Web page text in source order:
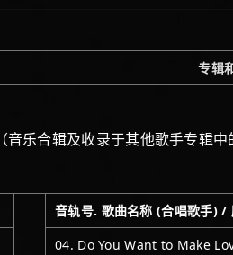
专辑
（音乐合辑及收录于其他歌手专辑
音轨号. 歌曲名称 (合唱歌手) /
04. Do You Want to Make